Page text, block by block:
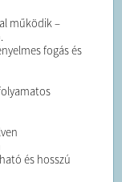
működik –
fogás és
és hosszú